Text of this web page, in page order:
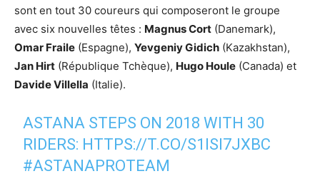
sont en tout 30 coureurs qui composeront le groupe
avec six nouvelles têtes : Magnus Cort (Danemark),
Omar Fraile (Espagne), Yevgeniy Gidich (Kazakhstan),
Jan Hirt (République Tchèque), Hugo Houle (Canada) et
Davide Villella (Italie).
ASTANA STEPS ON 2018 WITH 30
RIDERS: HTTPS://T.CO/S1ISI7JXBC
#ASTANAPROTEAM